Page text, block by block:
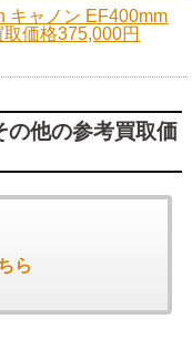
キャノン EF400mm
価格375,000円
他の参考買取価
ら